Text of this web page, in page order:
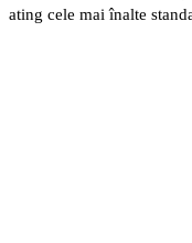
ating cele mai înalte